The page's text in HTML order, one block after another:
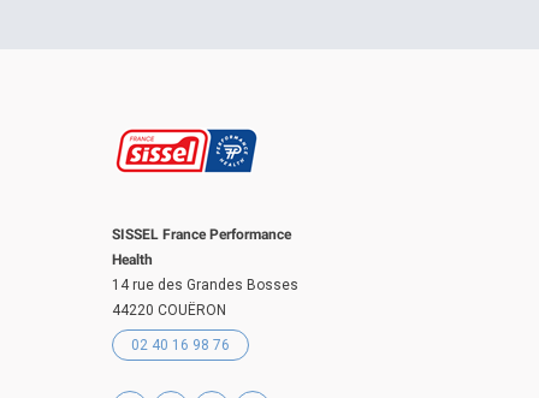
SISSEL France Performance
Health
14 rue des Grandes Bosses
44220 COUËRON
02 40 16 98 76